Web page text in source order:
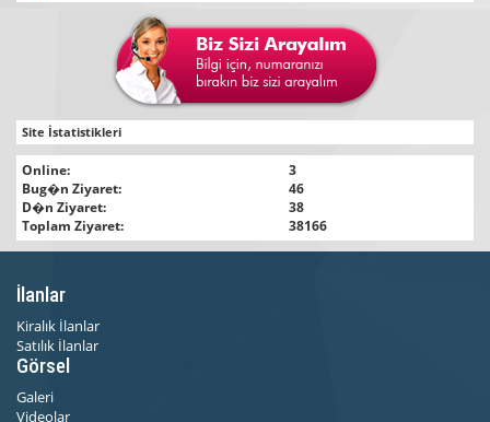
Site İstatistikleri
Online:
3
Bug�n Ziyaret:
46
D�n Ziyaret:
38
Toplam Ziyaret:
38166
İlanlar
Kiralık İlanlar
Satılık İlanlar
Görsel
Galeri
Videolar